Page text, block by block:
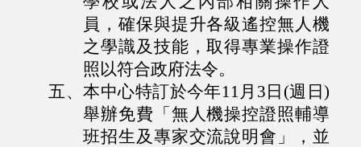
員，確保與提升各級遙控無人機
之學識及技能，取得專業操作證
照以符合政府法令。
五、本中心特訂於今年11月3日(週日)
舉辦免費「無人機操控證照輔導
班招生及專家交流說明會」，並